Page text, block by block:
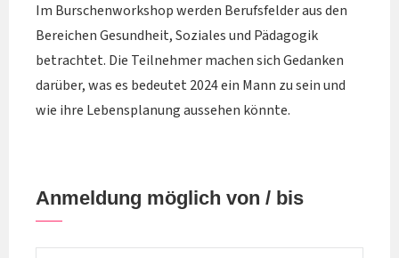
Im Burschenworkshop werden Berufsfelder aus den
Bereichen Gesundheit, Soziales und Pädagogik
betrachtet. Die Teilnehmer machen sich Gedanken
darüber, was es bedeutet 2024 ein Mann zu sein und
wie ihre Lebensplanung aussehen könnte.
Anmeldung möglich von / bis